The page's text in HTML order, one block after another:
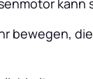
bewegen,